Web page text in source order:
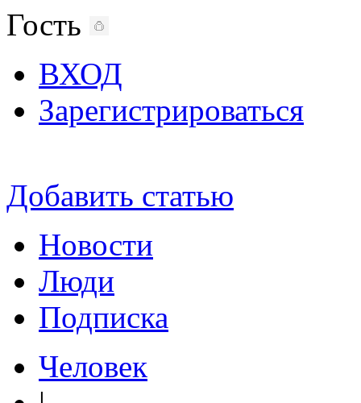
Гость
ВХОД
Зарегистрироваться
Добавить статью
Новости
Люди
Подписка
Человек